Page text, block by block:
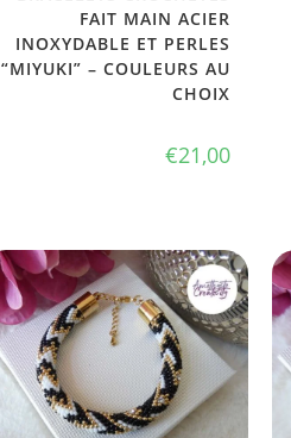
FAIT MAIN ACIER
INOXYDABLE ET PERLES
“MIYUKI” – COULEURS AU
CHOIX
€21,00